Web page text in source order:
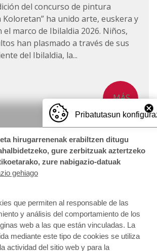
del concurso de pintura
Koloretan” ha unido arte, euskera y
el marco de Ibilaldia 2026. Niños,
han plasmado a través de sus
del Ibilaldia, la...
MÁS
Pribatutasun
hirugarrenenak erabiltzen ditugu
gure zerbitzuak aztertzeko
zure nabigazio-datuak
gehiago
que permiten al responsable de las
y análisis del comportamiento de los
web a las que están vinculadas. La
mediante este tipo de cookies se utiliza
actividad del sitio web y para la